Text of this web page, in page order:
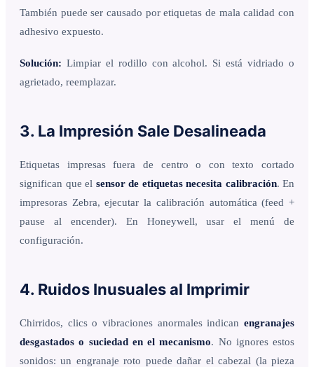
También puede ser causado por etiquetas de mala calidad con
adhesivo expuesto.
Solución: Limpiar el rodillo con alcohol. Si está vidriado o
agrietado, reemplazar.
3. La Impresión Sale Desalineada
Etiquetas impresas fuera de centro o con texto cortado
significan que el sensor de etiquetas necesita calibración. En
impresoras Zebra, ejecutar la calibración automática (feed +
pause al encender). En Honeywell, usar el menú de
configuración.
4. Ruidos Inusuales al Imprimir
Chirridos, clics o vibraciones anormales indican engranajes
desgastados o suciedad en el mecanismo. No ignores estos
sonidos: un engranaje roto puede dañar el cabezal (la pieza